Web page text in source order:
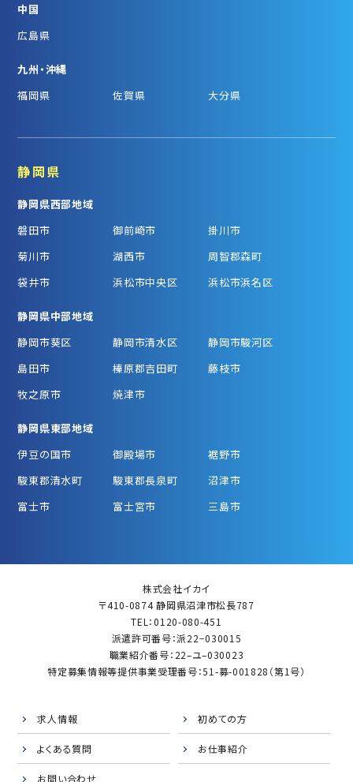
中国
広島県
九州・沖縄
福岡県
佐賀県 大分県
静岡県
静岡県西部地域
磐田市
御前崎市
掛川市
菊川市
湖西市
周智郡森町
袋井市
浜松市中央区 浜松市浜名区
静岡県中部地域
静岡市葵区
静岡市清水区
静岡市駿河区
島田市
榛原郡吉田町
藤枝市
牧之原市
焼津市
静岡県東部地域
伊豆の国市
御殿場市
裾野市
駿東郡清水町
駿東郡長泉町
沼津市
富士市
富士宮市 三島市
株式会社イカイ
〒410-0874 静岡県沼津市松長787
TEL：0120-080-451
派遣許可番号：派22−030015
職業紹介番号：22–ユ–030023
特定募集情報等提供事業受理番号：51-募-001828（第1号）
求人情報 初めての方
よくある質問 お仕事紹介
お問い合わせ